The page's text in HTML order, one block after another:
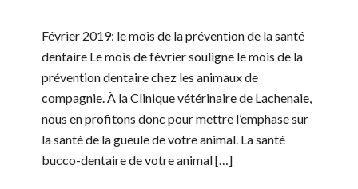
Février 2019: le mois de la prévention de la santé
dentaire Le mois de février souligne le mois de la
prévention dentaire chez les animaux de
compagnie. À la Clinique vétérinaire de Lachenaie,
nous en profitons donc pour mettre l’emphase sur
la santé de la gueule de votre animal. La santé
bucco-dentaire de votre animal […]